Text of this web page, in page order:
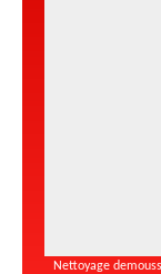
Nettoyage